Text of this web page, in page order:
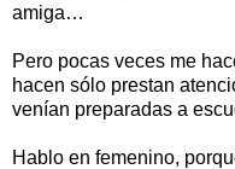
amiga…
Pero pocas veces me
hacen sólo prestan
venían preparadas a
Hablo en femenino,